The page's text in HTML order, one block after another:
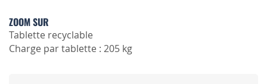
ZOOM SUR
Tablette recyclable
Charge par tablette : 205 kg